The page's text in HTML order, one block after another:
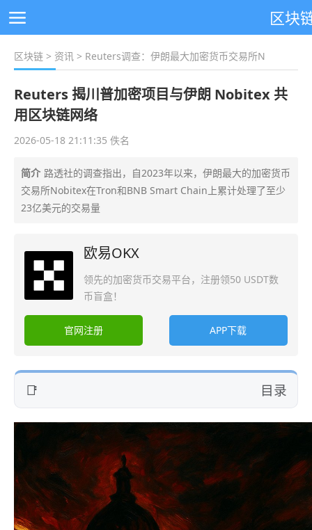
区块
区块链 > 资讯 > Reuters调查：伊朗最大加密货币交易所N
Reuters 揭川普加密项目与伊朗 Nobitex 共
用区块链网络
2026-05-18 21:11:35 佚名
简介 路透社的调查指出，自2023年以来，伊朗最大的加密货币
交易所Nobitex在Tron和BNB Smart Chain上累计处理了至少
23亿美元的交易量
欧易OKX
领先的加密货币交易平台，注册领50 USDT数
币盲盒！
官网注册 APP下载
目录